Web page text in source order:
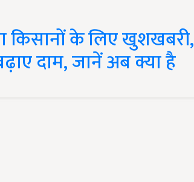
किसानों के लिए खुशखबरी,
दाम, जानें अब क्या है